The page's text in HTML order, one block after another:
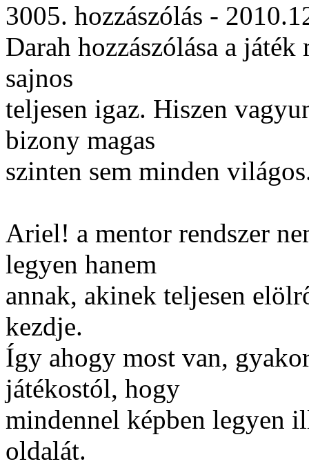
3005. hozzászólás -
Darah hozzászólása a
sajnos
teljesen igaz. Hiszen
bizony magas
szinten sem minden
Ariel! a mentor rendszer
legyen hanem
annak, akinek teljesen
kezdje.
Így ahogy most van,
játékostól, hogy
mindennel képben legyen
oldalát.